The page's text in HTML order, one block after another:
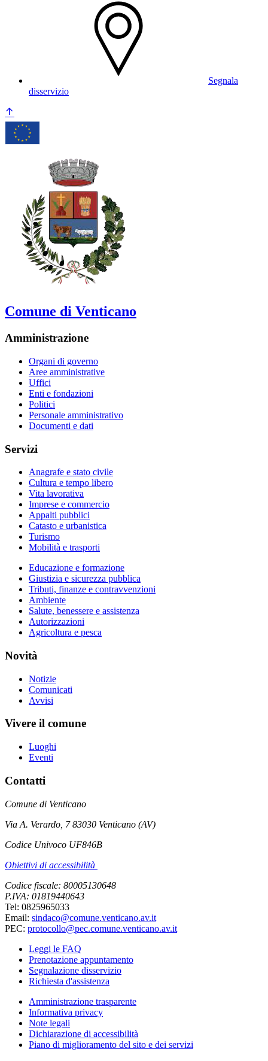
Segnala
disservizio
Comune di Venticano
Amministrazione
Organi di governo
Aree amministrative
Uffici
Enti e fondazioni
Politici
Personale amministrativo
Documenti e dati
Servizi
Anagrafe e stato civile
Cultura e tempo libero
Vita lavorativa
Imprese e commercio
Appalti pubblici
Catasto e urbanistica
Turismo
Mobilità e trasporti
Educazione e formazione
Giustizia e sicurezza pubblica
Tributi, finanze e contravvenzioni
Ambiente
Salute, benessere e assistenza
Autorizzazioni
Agricoltura e pesca
Novità
Notizie
Comunicati
Avvisi
Vivere il comune
Luoghi
Eventi
Contatti
Comune di Venticano
Via A. Verardo, 7 83030 Venticano (AV)
Codice Univoco UF846B
Obiettivi di accessibilità
Codice fiscale: 80005130648
P.IVA: 01819440643
Tel: 0825965033
Email: sindaco@comune.venticano.av.it
PEC: protocollo@pec.comune.venticano.av.it
Leggi le FAQ
Prenotazione appuntamento
Segnalazione disservizio
Richiesta d'assistenza
Amministrazione trasparente
Informativa privacy
Note legali
Dichiarazione di accessibilità
Piano di miglioramento del sito e dei servizi